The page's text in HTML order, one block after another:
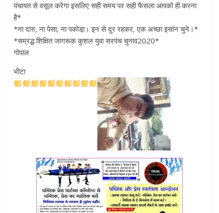
पंचायत से वसूल करेगा इसलिए सही समय पर सही फैसला आपको ही करना
है*
*ना दारु, ना पेसा, ना पकोडा़। इन से दुर रहकर, एक अच्छा इसांन चुने।*
*सम्रद्ध शिक्षित जागरूक कुशल युवा सरपंच चुनाव2020*
गोपाल
भीटा